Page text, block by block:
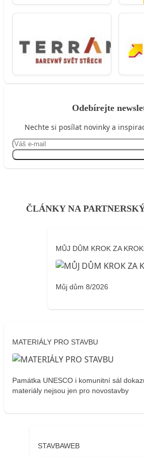
Odebírejte
Nechte si posílat novinky a
ČLÁNKY NA
MŮJ DŮM KROK ZA
Můj dům 8/2026
MATERIÁLY PRO STAVBU
Památka UNESCO i komunitní sál
materiály nejsou jen pro novostavby
STAVBAWEB